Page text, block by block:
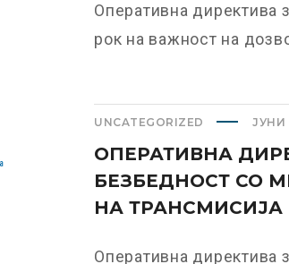
Оперативна директива
рок на важност на
UNCATEGORIZED ЈУНИ
ОПЕРАТИВНА
БЕЗБЕДНОСТ СО
НА ТРАНСМИСИЈА
Оперативна директива